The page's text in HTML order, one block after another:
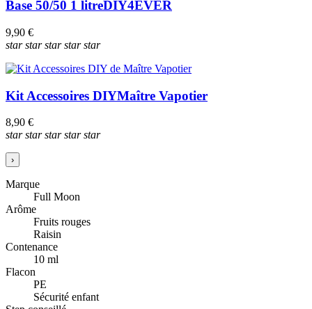
Base 50/50 1 litreDIY4EVER
9,90 €
starstarstarstarstar
Kit Accessoires DIYMaître Vapotier
8,90 €
starstarstarstarstar
›
Marque
Full Moon
Arôme
Fruits rouges
Raisin
Contenance
10 ml
Flacon
PE
Sécurité enfant